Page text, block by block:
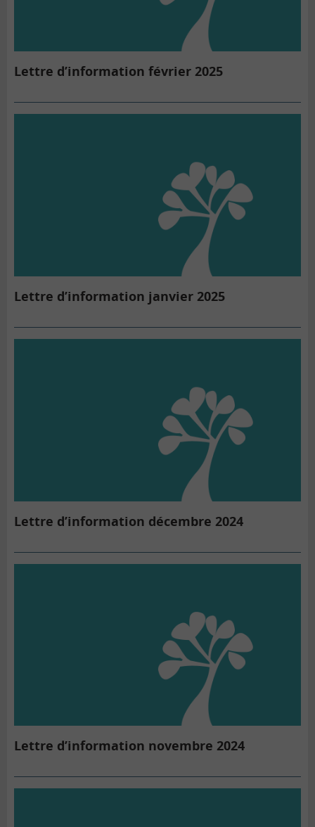
Lettre d’information février 2025
Lettre d’information janvier 2025
Lettre d’information décembre 2024
Lettre d’information novembre 2024